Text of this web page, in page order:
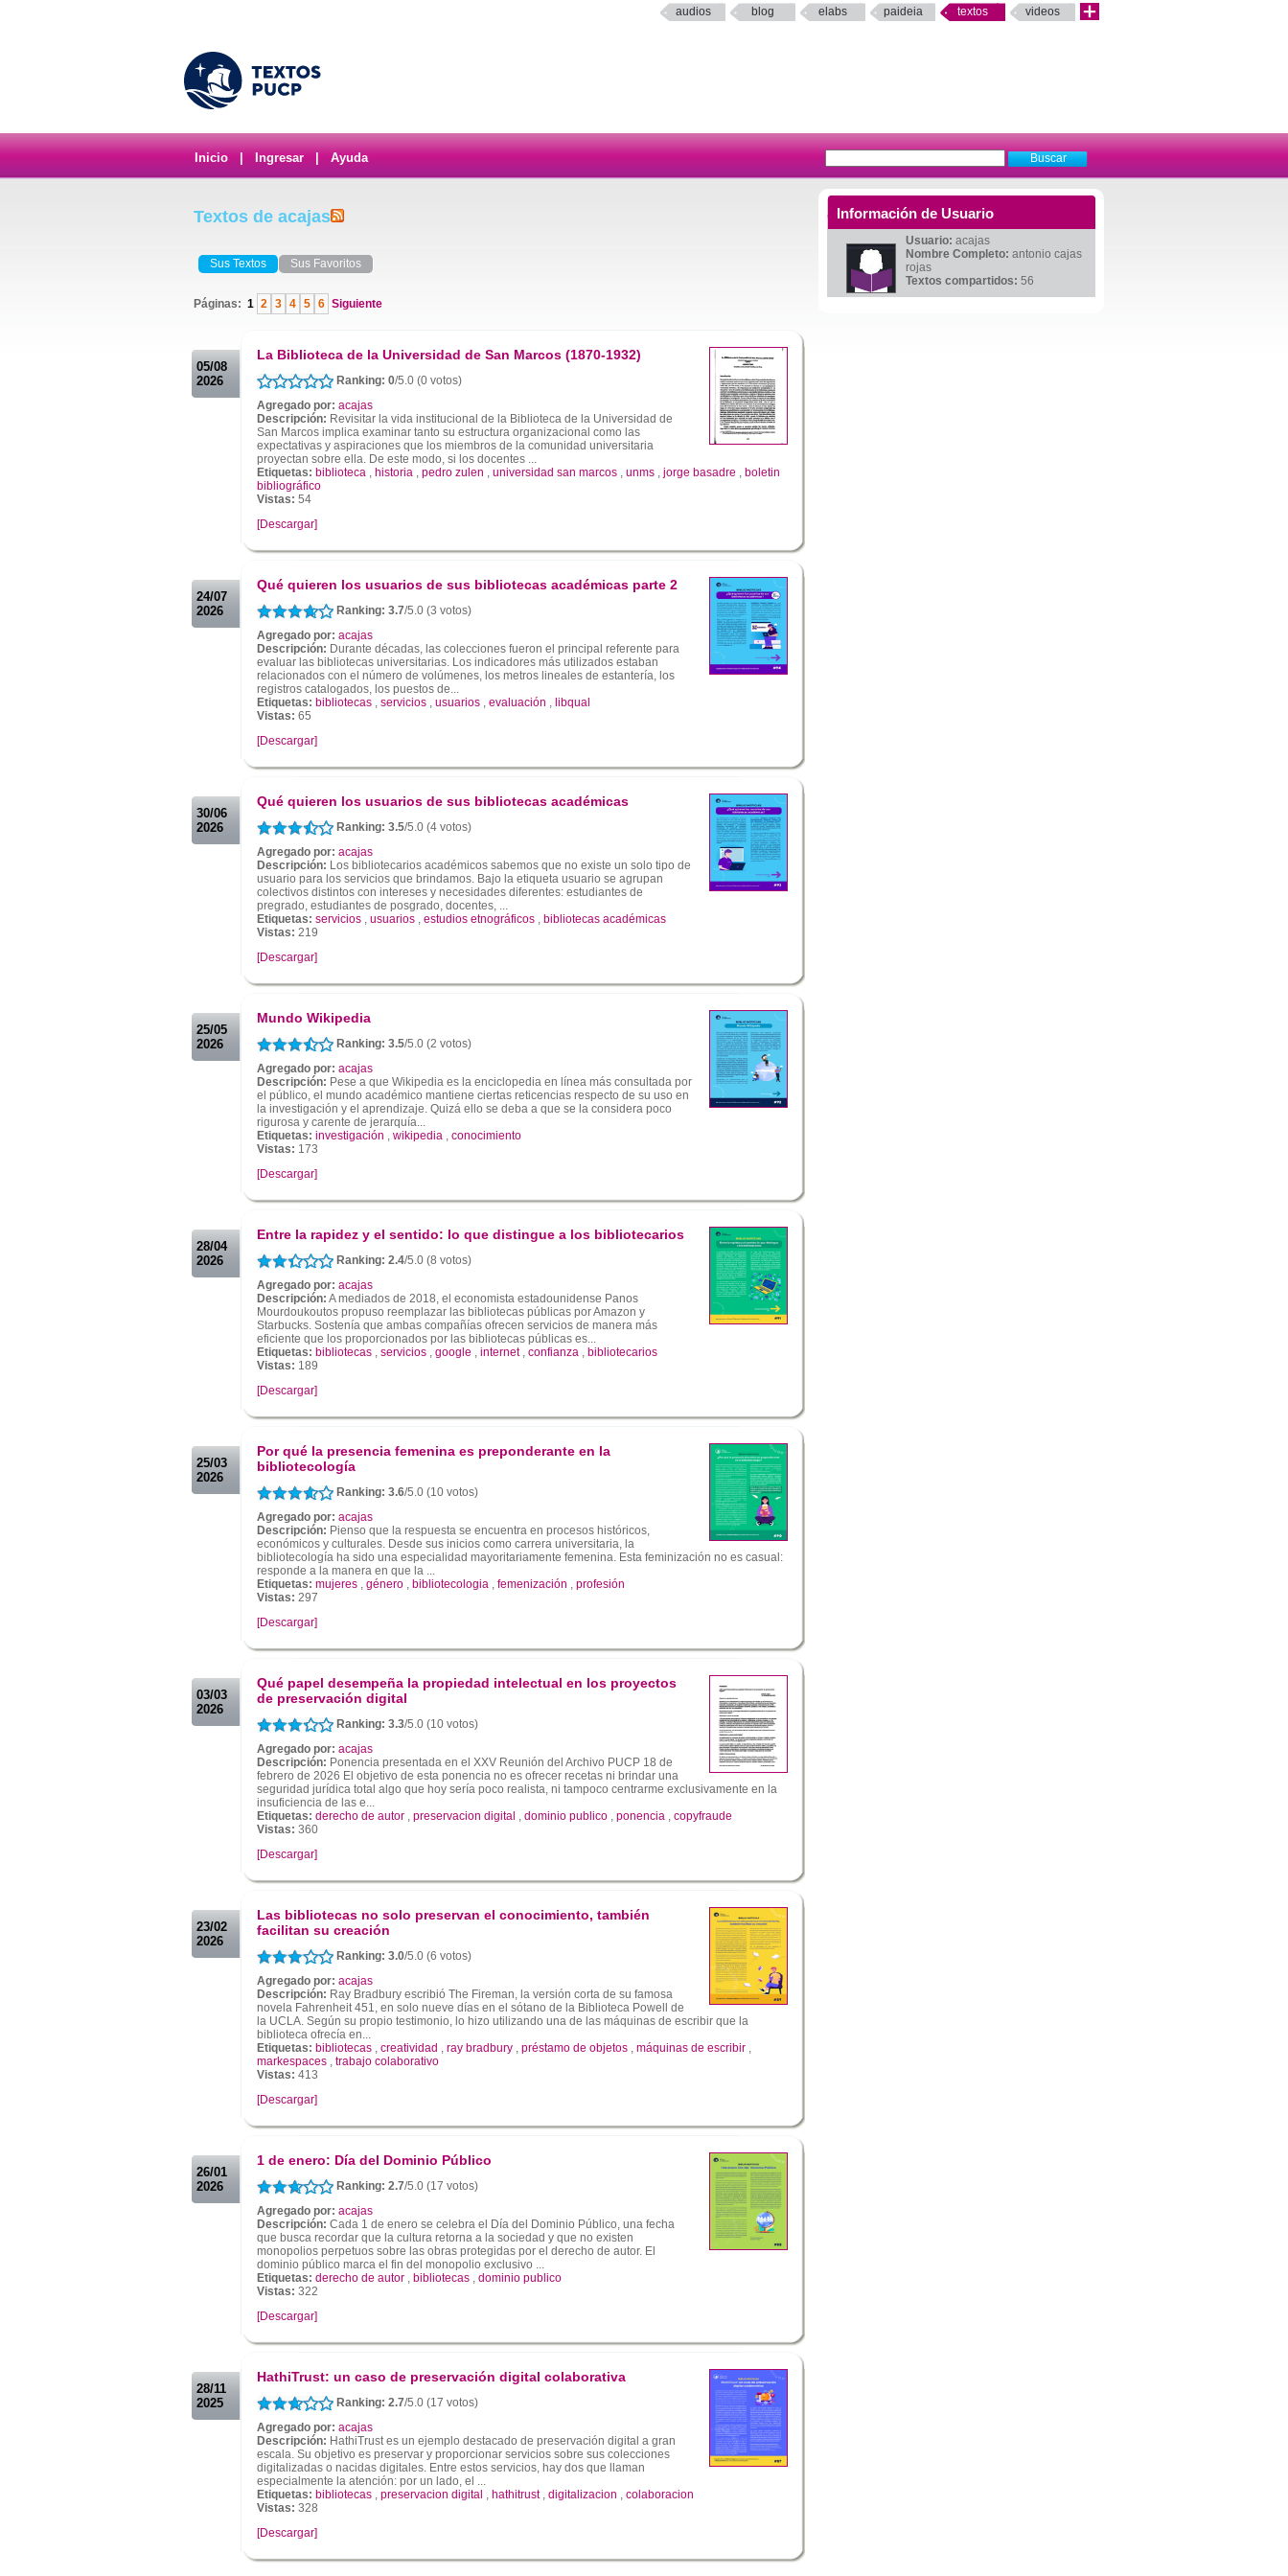
audios blog elabs paideia textos videos
Inicio Ingresar Ayuda
Información de Usuario
Usuario: acajas
Nombre Completo: antonio cajas
rojas
Textos compartidos: 56
Textos de acajas
Sus Textos Sus Favoritos
Páginas: 1 2 3 4 5 6 Siguiente
05/08
2026
La Biblioteca de la Universidad de San Marcos (1870-1932)
Ranking: 0/5.0 (0 votos)
Agregado por: acajas
Descripción: Revisitar la vida institucional de la Biblioteca de la Universidad de
San Marcos implica examinar tanto su estructura organizacional como las
expectativas y aspiraciones que los miembros de la comunidad universitaria
proyectan sobre ella. De este modo, si los docentes ...
Etiquetas: biblioteca historia pedro zulen universidad san marcos unms jorge basadre
boletin
bibliográfico
Vistas: 54
[Descargar]
24/07
2026
Qué quieren los usuarios de sus bibliotecas académicas parte 2
Ranking: 3.7/5.0 (3 votos)
Agregado por: acajas
Descripción: Durante décadas, las colecciones fueron el principal referente para
evaluar las bibliotecas universitarias. Los indicadores más utilizados estaban
relacionados con el número de volúmenes, los metros lineales de estantería, los
registros catalogados, los puestos de...
Etiquetas: bibliotecas servicios usuarios evaluación
libqual
Vistas: 65
[Descargar]
30/06
2026
Qué quieren los usuarios de sus bibliotecas académicas
Ranking: 3.5/5.0 (4 votos)
Agregado por: acajas
Descripción: Los bibliotecarios académicos sabemos que no existe un solo tipo de
usuario para los servicios que brindamos. Bajo la etiqueta usuario se agrupan
colectivos distintos con intereses y necesidades diferentes: estudiantes de
pregrado, estudiantes de posgrado, docentes, ...
Etiquetas: servicios usuarios estudios etnográficos
bibliotecas académicas
Vistas: 219
[Descargar]
25/05
2026
Mundo Wikipedia
Ranking: 3.5/5.0 (2 votos)
Agregado por: acajas
Descripción: Pese a que Wikipedia es la enciclopedia en línea más consultada por
el público, el mundo académico mantiene ciertas reticencias respecto de su uso en
la investigación y el aprendizaje. Quizá ello se deba a que se la considera poco
rigurosa y carente de jerarquía...
Etiquetas: investigación wikipedia
conocimiento
Vistas: 173
[Descargar]
28/04
2026
Entre la rapidez y el sentido: lo que distingue a los bibliotecarios
Ranking: 2.4/5.0 (8 votos)
Agregado por: acajas
Descripción: A mediados de 2018, el economista estadounidense Panos
Mourdoukoutos propuso reemplazar las bibliotecas públicas por Amazon y
Starbucks. Sostenía que ambas compañías ofrecen servicios de manera más
eficiente que los proporcionados por las bibliotecas públicas es...
Etiquetas: bibliotecas servicios google internet, confianza
bibliotecarios
Vistas: 189
[Descargar]
25/03
2026
Por qué la presencia femenina es preponderante en la
bibliotecología
Ranking: 3.6/5.0 (10 votos)
Agregado por: acajas
Descripción: Pienso que la respuesta se encuentra en procesos históricos,
económicos y culturales. Desde sus inicios como carrera universitaria, la
bibliotecología ha sido una especialidad mayoritariamente femenina. Esta feminización no es casual:
responde a la manera en que la ...
Etiquetas: mujeres género bibliotecologia femenización
profesión
Vistas: 297
[Descargar]
03/03
2026
Qué papel desempeña la propiedad intelectual en los proyectos
de preservación digital
Ranking: 3.3/5.0 (10 votos)
Agregado por: acajas
Descripción: Ponencia presentada en el XXV Reunión del Archivo PUCP 18 de
febrero de 2026 El objetivo de esta ponencia no es ofrecer recetas ni brindar una
seguridad jurídica total algo que hoy sería poco realista, ni tampoco centrarme exclusivamente en la
insuficiencia de las e...
Etiquetas: derecho de autor preservacion digital dominio publico ponencia
copyfraude
Vistas: 360
[Descargar]
23/02
2026
Las bibliotecas no solo preservan el conocimiento, también
facilitan su creación
Ranking: 3.0/5.0 (6 votos)
Agregado por: acajas
Descripción: Ray Bradbury escribió The Fireman, la versión corta de su famosa
novela Fahrenheit 451, en solo nueve días en el sótano de la Biblioteca Powell de
la UCLA. Según su propio testimonio, lo hizo utilizando una de las máquinas de escribir que la
biblioteca ofrecía en...
Etiquetas: bibliotecas creatividad ray bradbury préstamo de objetos máquinas de escribir
markespaces
trabajo colaborativo
Vistas: 413
[Descargar]
26/01
2026
1 de enero: Día del Dominio Público
Ranking: 2.7/5.0 (17 votos)
Agregado por: acajas
Descripción: Cada 1 de enero se celebra el Día del Dominio Público, una fecha
que busca recordar que la cultura retorna a la sociedad y que no existen
monopolios perpetuos sobre las obras protegidas por el derecho de autor. El
dominio público marca el fin del monopolio exclusivo ...
Etiquetas: derecho de autor bibliotecas
dominio publico
Vistas: 322
[Descargar]
28/11
2025
HathiTrust: un caso de preservación digital colaborativa
Ranking: 2.7/5.0 (17 votos)
Agregado por: acajas
Descripción: HathiTrust es un ejemplo destacado de preservación digital a gran
escala. Su objetivo es preservar y proporcionar servicios sobre sus colecciones
digitalizadas o nacidas digitales. Entre estos servicios, hay dos que llaman
especialmente la atención: por un lado, el ...
Etiquetas: bibliotecas preservacion digital hathitrust, digitalizacion
colaboracion
Vistas: 328
[Descargar]